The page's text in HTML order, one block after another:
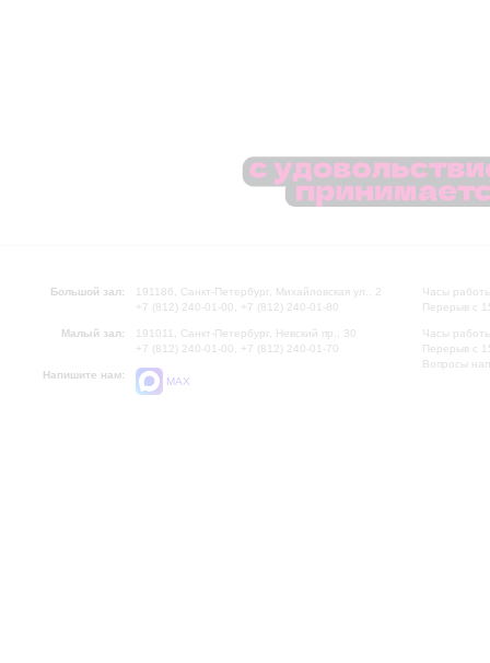
Большой зал:
191186, Санкт-Петербург, Михайловская ул., 2
+7 (812) 240-01-00, +7 (812) 240-01-80
Малый зал:
191011, Санкт-Петербург, Невский пр., 30
+7 (812) 240-01-00, +7 (812) 240-01-70
Напишите нам:
MAX
Часы
Перерыв с
Часы
Перерыв с
Вопросы